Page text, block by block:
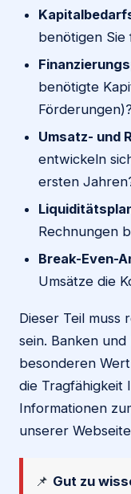
benötigen Sie
benötigte
Förderungen)?
Umsatz- und
entwickeln
ersten
Rechnungen
Break-Even-
Umsätze die
Dieser Teil muss
sein. Banken
besonderen
die Tragfähigkeit
Informationen
unserer
📌 Gut zu